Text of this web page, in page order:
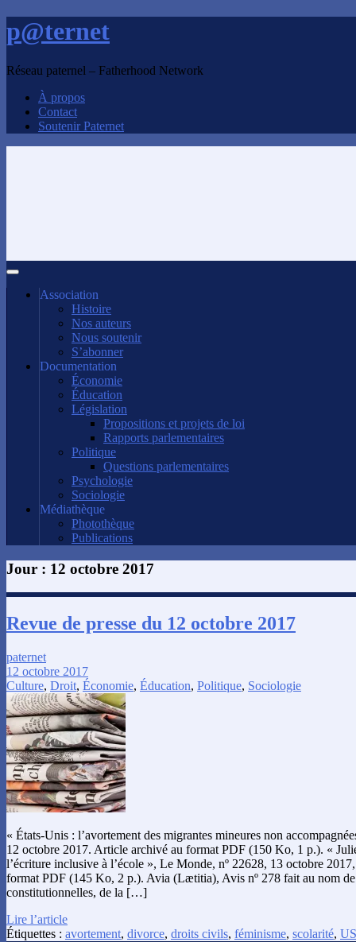
p@ternet
Réseau paternel – Fatherhood Network
À propos
Contact
Soutenir Paternet
Association
Histoire
Nos auteurs
Nous soutenir
S’abonner
Documentation
Économie
Éducation
Législation
Propositions et projets de loi
Rapports parlementaires
Politique
Questions parlementaires
Psychologie
Sociologie
Médiathèque
Photothèque
Publications
Jour : 12 octobre 2017
Revue de presse du 12 octobre 2017
paternet
12 octobre 2017
Culture, Droit, Économie, Éducation, Politique, Sociologie
« États-Unis : l’avortement des migrantes mineures non
12 octobre 2017. Article archivé au format PDF (150 Ko, 1 p.). «
l’écriture inclusive à l’école », Le Monde, nº 22628, 13 octobre
format PDF (145 Ko, 2 p.). Avia (Lætitia), Avis nº 278 fait au nom
constitutionnelles, de la […]
Lire l’article
Étiquettes : avortement, divorce, droits civils, féminisme, scolarité,